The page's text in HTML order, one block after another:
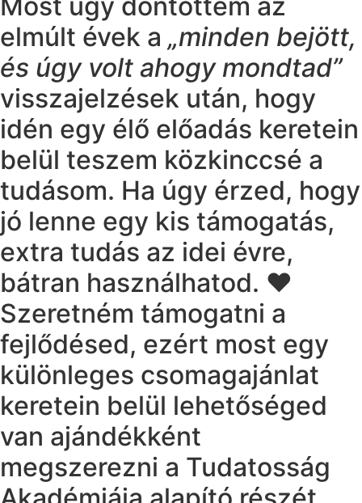
elmúlt évek a „minden bejött,
és úgy volt ahogy mondtad”
visszajelzések után, hogy
idén egy élő előadás keretein
belül teszem közkinccsé a
tudásom. Ha úgy érzed, hogy
jó lenne egy kis támogatás,
extra tudás az idei évre,
bátran használhatod. ❤
Szeretném támogatni a
fejlődésed, ezért most egy
különleges csomagajánlat
keretein belül lehetőséged
van ajándékként
megszerezni a Tudatosság